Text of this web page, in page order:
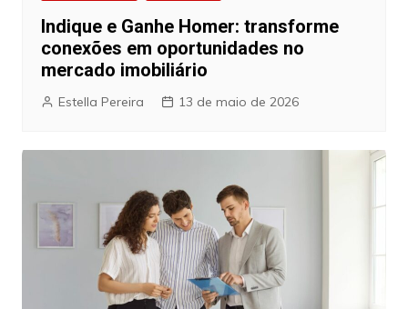
Indique e Ganhe Homer: transforme
conexões em oportunidades no
mercado imobiliário
Estella Pereira 13 de maio de 2026